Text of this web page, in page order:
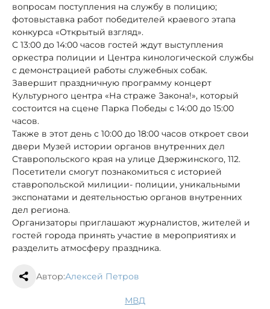
вопросам поступления на службу в полицию;
фотовыставка работ победителей краевого этапа
конкурса «Открытый взгляд».
С 13:00 до 14:00 часов гостей ждут выступления
оркестра полиции и Центра кинологической службы
с демонстрацией работы служебных собак.
Завершит праздничную программу концерт
Культурного центра «На страже Закона!», который
состоится на сцене Парка Победы с 14:00 до 15:00
часов.
Также в этот день с 10:00 до 18:00 часов откроет свои
двери Музей истории органов внутренних дел
Ставропольского края на улице Дзержинского, 112.
Посетители смогут познакомиться с историей
ставропольской милиции- полиции, уникальными
экспонатами и деятельностью органов внутренних
дел региона.
Организаторы приглашают журналистов, жителей и
гостей города принять участие в мероприятиях и
разделить атмосферу праздника.
Автор:Алексей Петров
МВД